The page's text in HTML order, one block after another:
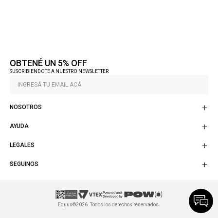
OBTENÉ UN 5% OFF
SUSCRIBIENDOTE A NUESTRO NEWSLETTER
NOSOTROS
AYUDA
LEGALES
SEGUINOS
Equus©2026. Todos los derechos reservados.